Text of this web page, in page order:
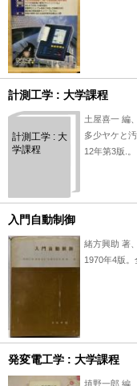
計測工学 : 大学課程
計測工学 : 大
学課程
土屋喜一 編
多少ヤケと
12年第3版.。
入門自動制御
緒方興助 著
1970年4版。
発変電工学 : 大学課程
埴野一郎 編